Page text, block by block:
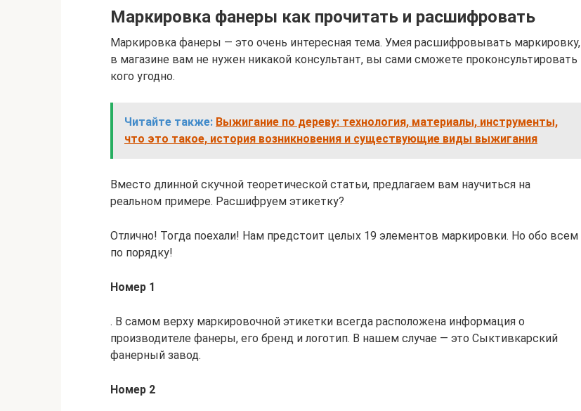
Маркировка фанеры как прочитать и расшифровать
Маркировка фанеры — это очень интересная тема. Умея расшифровывать маркировку,
в магазине вам не нужен никакой консультант, вы сами сможете проконсультировать
кого угодно.
Читайте также: Выжигание по дереву: технология, материалы, инструменты,
что это такое, история возникновения и существующие виды выжигания
Вместо длинной скучной теоретической статьи, предлагаем вам научиться на
реальном примере. Расшифруем этикетку?
Отлично! Тогда поехали! Нам предстоит целых 19 элементов маркировки. Но обо всем
по порядку!
Номер 1
. В самом верху маркировочной этикетки всегда расположена информация о
производителе фанеры, его бренд и логотип. В нашем случае — это Сыктивкарский
фанерный завод.
Номер 2